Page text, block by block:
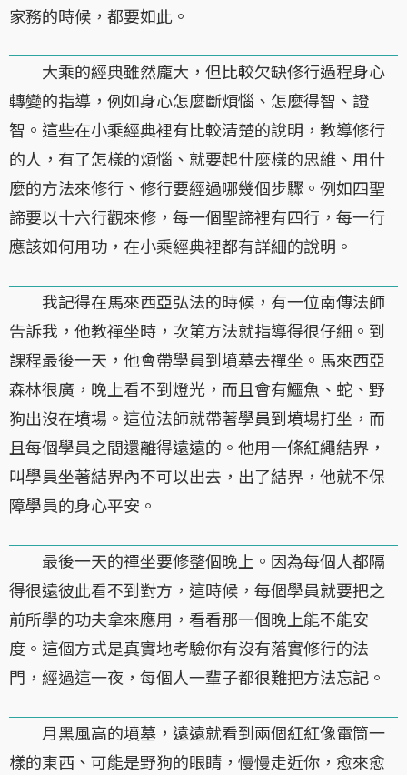
家務的時候，都要如此。
大乘的經典雖然龐大，但比較欠缺修行過程身心
轉變的指導，例如身心怎麼斷煩惱、怎麼得智、證
智。這些在小乘經典裡有比較清楚的說明，教導修行
的人，有了怎樣的煩惱、就要起什麼樣的思維、用什
麼的方法來修行、修行要經過哪幾個步驟。例如四聖
諦要以十六行觀來修，每一個聖諦裡有四行，每一行
應該如何用功，在小乘經典裡都有詳細的說明。
我記得在馬來西亞弘法的時候，有一位南傳法師
告訴我，他教禪坐時，次第方法就指導得很仔細。到
課程最後一天，他會帶學員到墳墓去禪坐。馬來西亞
森林很廣，晚上看不到燈光，而且會有鱷魚、蛇、野
狗出沒在墳場。這位法師就帶著學員到墳場打坐，而
且每個學員之間還離得遠遠的。他用一條紅繩結界，
叫學員坐著結界內不可以出去，出了結界，他就不保
障學員的身心平安。
最後一天的禪坐要修整個晚上。因為每個人都隔
得很遠彼此看不到對方，這時候，每個學員就要把之
前所學的功夫拿來應用，看看那一個晚上能不能安
度。這個方式是真實地考驗你有沒有落實修行的法
門，經過這一夜，每個人一輩子都很難把方法忘記。
月黑風高的墳墓，遠遠就看到兩個紅紅像電筒一
樣的東西、可能是野狗的眼睛，慢慢走近你，愈來愈